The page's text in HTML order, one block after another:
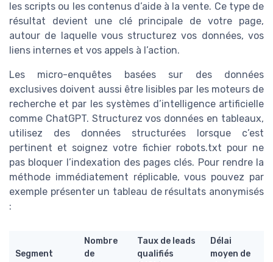
les scripts ou les contenus d’aide à la vente. Ce type de
résultat devient une clé principale de votre page,
autour de laquelle vous structurez vos données, vos
liens internes et vos appels à l’action.
Les micro-enquêtes basées sur des données
exclusives doivent aussi être lisibles par les moteurs de
recherche et par les systèmes d’intelligence artificielle
comme ChatGPT. Structurez vos données en tableaux,
utilisez des données structurées lorsque c’est
pertinent et soignez votre fichier robots.txt pour ne
pas bloquer l’indexation des pages clés. Pour rendre la
méthode immédiatement réplicable, vous pouvez par
exemple présenter un tableau de résultats anonymisés
:
Segment
Nombre
de
Taux de leads
qualifiés
Délai
moyen de